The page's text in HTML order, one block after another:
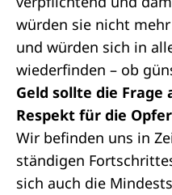
würden sie nicht
und würden sich in
wiederfinden – ob
Geld sollte die
Respekt für die Opfer
Wir befinden uns in
ständigen
sich auch die